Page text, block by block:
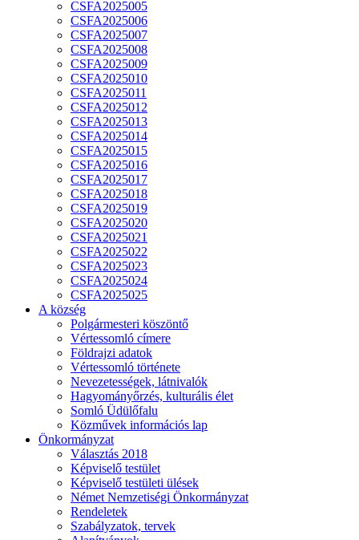
CSFA2025005
CSFA2025006
CSFA2025007
CSFA2025008
CSFA2025009
CSFA2025010
CSFA2025011
CSFA2025012
CSFA2025013
CSFA2025014
CSFA2025015
CSFA2025016
CSFA2025017
CSFA2025018
CSFA2025019
CSFA2025020
CSFA2025021
CSFA2025022
CSFA2025023
CSFA2025024
CSFA2025025
A község
Polgármesteri köszöntő
Vértessomló címere
Földrajzi adatok
Vértessomló története
Nevezetességek, látnivalók
Hagyományőrzés, kulturális élet
Somló Üdülőfalu
Közművek információs lap
Önkormányzat
Választás 2018
Képviselő testület
Képviselő testületi ülések
Német Nemzetiségi Önkormányzat
Rendeletek
Szabályzatok, tervek